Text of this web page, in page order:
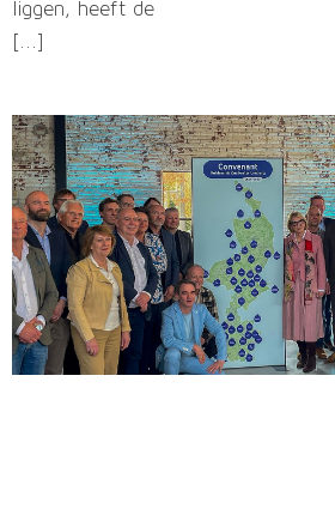
liggen, heeft de
[...]